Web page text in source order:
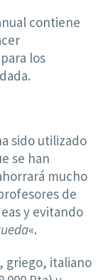
contiene
los
sido utilizado
se han
mucho
de
y evitando
«.
griego, italiano